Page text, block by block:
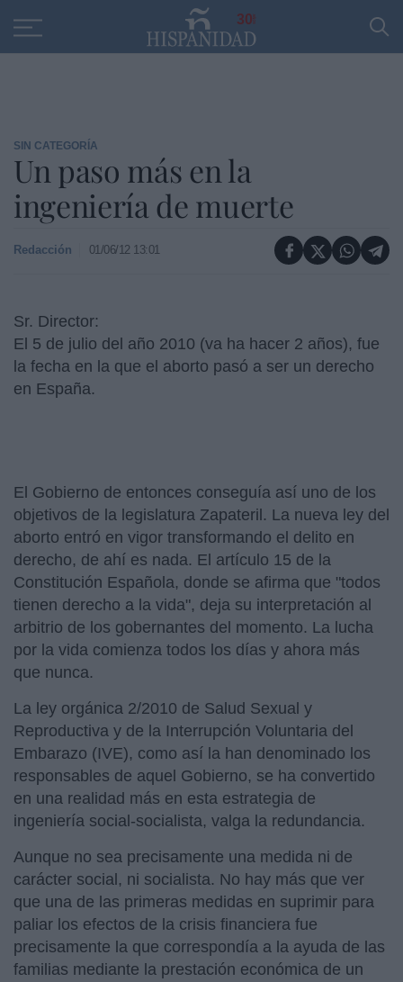
30
SIN CATEGORÍA
Un paso más en la
ingeniería de muerte
Redacción 01/06/12 13:01
Sr. Director:
El 5 de julio del año 2010 (va ha hacer 2 años), fue
la fecha en la que el aborto pasó a ser un derecho
en España.
El Gobierno de entonces conseguía así uno de los
objetivos de la legislatura Zapateril. La nueva ley del
aborto entró en vigor transformando el delito en
derecho, de ahí es nada. El artículo 15 de la
Constitución Española, donde se afirma que "todos
tienen derecho a la vida", deja su interpretación al
arbitrio de los gobernantes del momento. La lucha
por la vida comienza todos los días y ahora más
que nunca.
La ley orgánica 2/2010 de Salud Sexual y
Reproductiva y de la Interrupción Voluntaria del
Embarazo (IVE), como así la han denominado los
responsables de aquel Gobierno, se ha convertido
en una realidad más en esta estrategia de
ingeniería social-socialista, valga la redundancia.
Aunque no sea precisamente una medida ni de
carácter social, ni socialista. No hay más que ver
que una de las primeras medidas en suprimir para
paliar los efectos de la crisis financiera fue
precisamente la que correspondía a la ayuda de las
familias mediante la prestación económica de un